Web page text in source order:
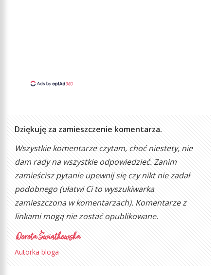
Dziękuję za zamieszczenie komentarza.
Wszystkie komentarze czytam, choć niestety, nie
dam rady na wszystkie odpowiedzieć. Zanim
zamieścisz pytanie upewnij się czy nikt nie zadał
podobnego (ułatwi Ci to wyszukiwarka
zamieszczona w komentarzach). Komentarze z
linkami mogą nie zostać opublikowane.
Autorka bloga